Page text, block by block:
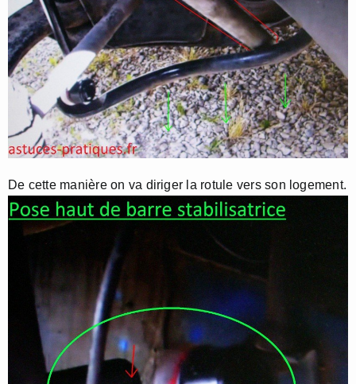
De cette manière on va diriger la rotule vers son logement.